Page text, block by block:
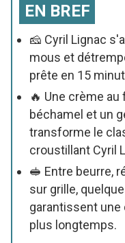
EN BREF
🧀 Cyril Lignac
mous et
prête en 15
🔥 Une crème
béchamel et un
transforme le
croustillant Cyril
🥪 Entre beurre,
sur grille,
garantissent une
plus longtemps.